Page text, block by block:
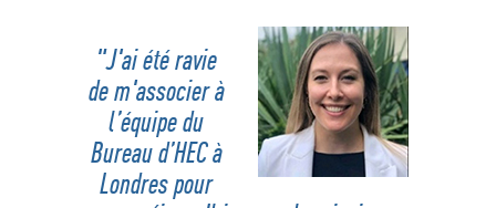
"J'ai été ravie
de m'associer à
l’équipe du
Bureau d’HEC à
Londres pour